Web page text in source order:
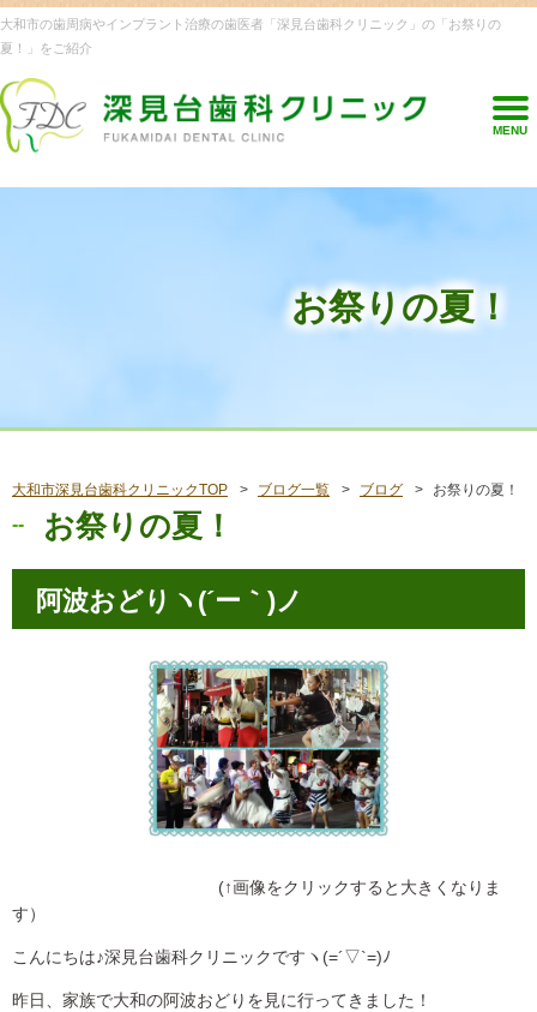
大和市の歯周病やインプラント治療の歯医者「深見台歯科クリニック」の「お祭りの
夏！」をご紹介
MENU
お祭りの夏！
大和市深見台歯科クリニックTOP ブログ一覧 ブログ お祭りの夏！
お祭りの夏！
阿波おどりヽ(´ー｀)ノ
(↑画像をクリックすると大きくなりま
す）
こんにちは♪深見台歯科クリニックですヽ(=´▽`=)ﾉ
昨日、家族で大和の阿波おどりを見に行ってきました！